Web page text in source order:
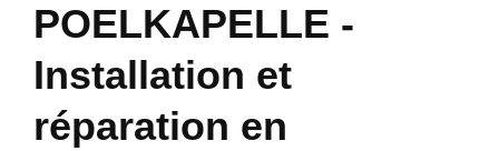
POELKAPELLE -
Installation et
réparation en